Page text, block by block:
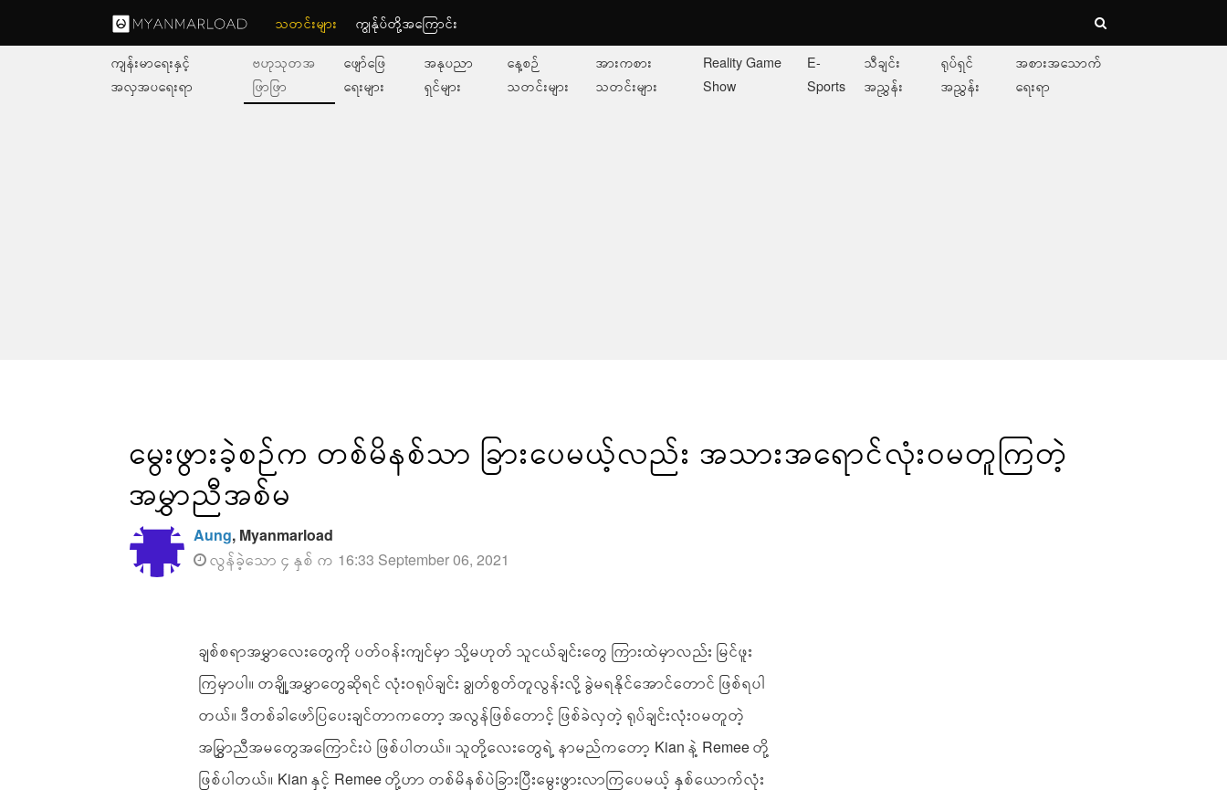
သတင်းများ ကျွနု်ပ်တို့အကြောင်း
ကျန်းမာရေးနှင့်
အလှအပရေးရာ
ဗဟုသုတအ
ဖြာဖြာ
ဖျော်ဖြေ
ရေးများ
အနုပညာ
ရှင်များ
နေ့စဉ်
သတင်းများ
အားကစား
သတင်းများ
Reality Game
Show
E-
Sports
သီချင်း
အညွှန်း
ရုပ်ရှင်
အညွှန်း
အစားအသောက်
ရေးရာ
မွေးဖွားခဲ့စဉ်က တစ်မိနစ်သာ ခြားပေမယ့်လည်း အသားအရောင်‌လုံး၀မတူကြတဲ့
အမွှာညီအစ်မ
Aung, Myanmarload
လွန်ခဲ့သော ၄ နှစ် က 16:33 September 06, 2021
ချစ်စရာအမွှာလေးတွေကို ပတ်ဝန်းကျင်မှာ သို့မဟုတ် သူငယ်ချင်းတွေ ကြားထဲမှာလည်း မြင်ဖူး
ကြမှာပါ။ တချို့အမွှာတွေဆိုရင် လုံးဝရုပ်ချင်း ချွတ်စွတ်တူလွန်းလို့ ခွဲမရနိုင်အောင်တောင် ဖြစ်ရပါ
တယ်။ ဒီတစ်ခါဖော်ပြပေးချင်တာကတော့ အလွန်ဖြစ်တောင့် ဖြစ်ခဲလှတဲ့ ရုပ်ချင်းလုံးဝမတူတဲ့
အမြွှာညီအမတွေအကြောင်းပဲ ဖြစ်ပါတယ်။ သူတို့လေးတွေရဲ့ နာမည်ကတော့ Kian နဲ့ Remee တို့
ဖြစ်ပါတယ်။ Kian နှင့် Remee တို့ဟာ တစ်မိနစ်ပဲခြားပြီးမွေးဖွားလာကြပေမယ့် နှစ်ယောက်လုံး